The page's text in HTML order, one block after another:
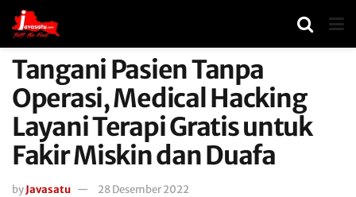
Tangani Pasien Tanpa
Operasi, Medical Hacking
Layani Terapi Gratis untuk
Fakir Miskin dan Duafa
byJavasatu 28 Desember 2022